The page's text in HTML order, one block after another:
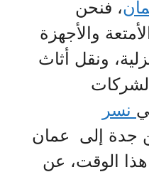
، فنحن
والأجهزة
ونقل أثاث
نسر
جدة إلى عمان
هذا الوقت، عن